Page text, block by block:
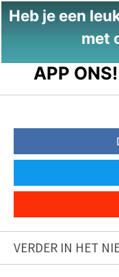
Heb je een
met
APP ONS!
VERDER IN HET